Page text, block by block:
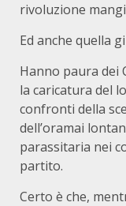
rivoluzione
Ed anche quella
Hanno paura dei
la caricatura del
confronti della
dell’oramai
parassitaria nei
partito.
Certo è che,